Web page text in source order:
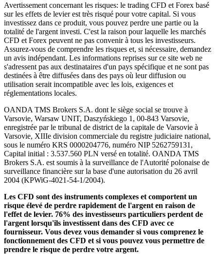
Avertissement concernant les risques: le trading CFD et Forex basé
sur les effets de levier est très risqué pour votre capital. Si vous
investissez dans ce produit, vous pouvez perdre une partie ou la
totalité de l'argent investi. C'est la raison pour laquelle les marchés
CFD et Forex peuvent ne pas convenir à tous les investisseurs.
Assurez-vous de comprendre les risques et, si nécessaire, demandez
un avis indépendant. Les informations reprises sur ce site web ne
s'adressent pas aux destinataires d'un pays spécifique et ne sont pas
destinées à être diffusées dans des pays où leur diffusion ou
utilisation serait incompatible avec les lois, exigences et
réglementations locales.
OANDA TMS Brokers S.A. dont le siège social se trouve à
Varsovie, Warsaw UNIT, Daszyńskiego 1, 00-843 Varsovie,
enregistrée par le tribunal de district de la capitale de Varsovie à
Varsovie, XIIIe division commerciale du registre judiciaire national,
sous le numéro KRS 0000204776, numéro NIP 5262759131,
Capital initial : 3.537.560 PLN versé en totalité. OANDA TMS
Brokers S.A. est soumis à la surveillance de l'Autorité polonaise de
surveillance financière sur la base d'une autorisation du 26 avril
2004 (KPWiG-4021-54-1/2004).
Les CFD sont des instruments complexes et comportent un
risque élevé de perdre rapidement de l'argent en raison de
l'effet de levier. 76% des investisseurs particuliers perdent de
l'argent lorsqu'ils investissent dans des CFD avec ce
fournisseur. Vous devez vous demander si vous comprenez le
fonctionnement des CFD et si vous pouvez vous permettre de
prendre le risque de perdre votre argent.